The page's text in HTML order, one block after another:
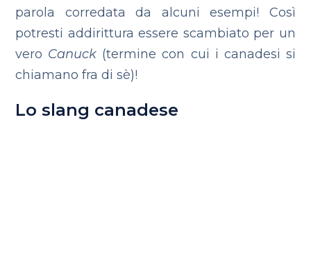
parola corredata da alcuni esempi! Così
potresti addirittura essere scambiato per un
vero Canuck (termine con cui i canadesi si
chiamano fra di sè)!
Lo slang canadese